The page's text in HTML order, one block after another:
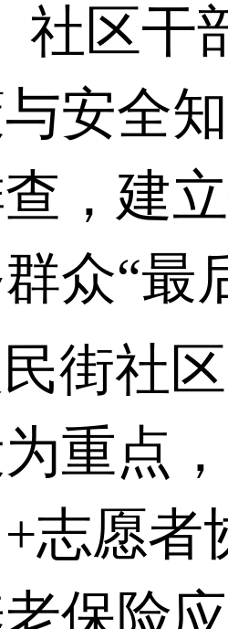
社区干
安全
，建
众“最
街社
重点
志愿者
保险